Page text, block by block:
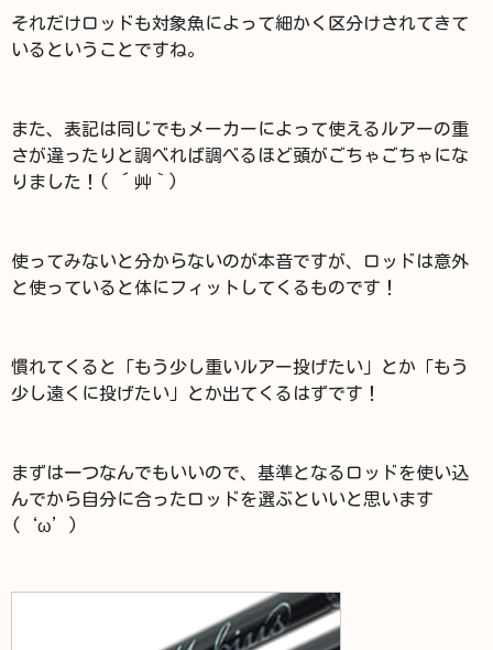
それだけロッドも対象魚によって細かく区分けされてきて
いるということですね。
また、表記は同じでもメーカーによって使えるルアーの重
さが違ったりと調べれば調べるほど頭がごちゃごちゃにな
りました！( ´艸｀)
使ってみないと分からないのが本音ですが、ロッドは意外
と使っていると体にフィットしてくるものです！
慣れてくると「もう少し重いルアー投げたい」とか「もう
少し遠くに投げたい」とか出てくるはずです！
まずは一つなんでもいいので、基準となるロッドを使い込
んでから自分に合ったロッドを選ぶといいと思います
(‘ω’)